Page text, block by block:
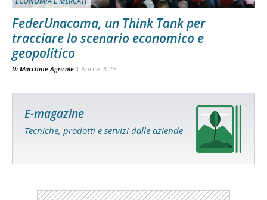
FederUnacoma, un Think Tank per
tracciare lo scenario economico e
geopolitico
Di Macchine Agricole 1 Aprile 2025
E-magazine
Tecniche, prodotti e servizi dalle aziende